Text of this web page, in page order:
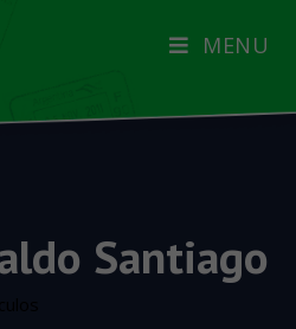
MENU
Santiago